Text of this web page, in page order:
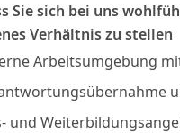
Sie sich bei uns
Verhältnis zu stellen
Arbeitsumgebung
und